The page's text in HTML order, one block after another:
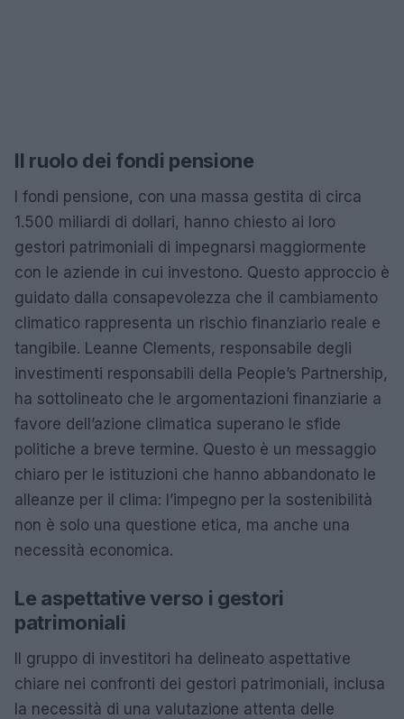
Il ruolo dei fondi pensione
I fondi pensione, con una massa gestita di circa
1.500 miliardi di dollari, hanno chiesto ai loro
gestori patrimoniali di impegnarsi maggiormente
con le aziende in cui investono. Questo approccio è
guidato dalla consapevolezza che il cambiamento
climatico rappresenta un rischio finanziario reale e
tangibile. Leanne Clements, responsabile degli
investimenti responsabili della People’s Partnership,
ha sottolineato che le argomentazioni finanziarie a
favore dell’azione climatica superano le sfide
politiche a breve termine. Questo è un messaggio
chiaro per le istituzioni che hanno abbandonato le
alleanze per il clima: l’impegno per la sostenibilità
non è solo una questione etica, ma anche una
necessità economica.
Le aspettative verso i gestori
patrimoniali
Il gruppo di investitori ha delineato aspettative
chiare nei confronti dei gestori patrimoniali, inclusa
la necessità di una valutazione attenta delle